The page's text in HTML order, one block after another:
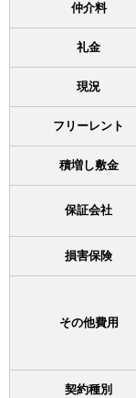
仲介料
礼金
現況
フリーレント
積増し敷金
保証会社
損害保険
その他費用
契約種別